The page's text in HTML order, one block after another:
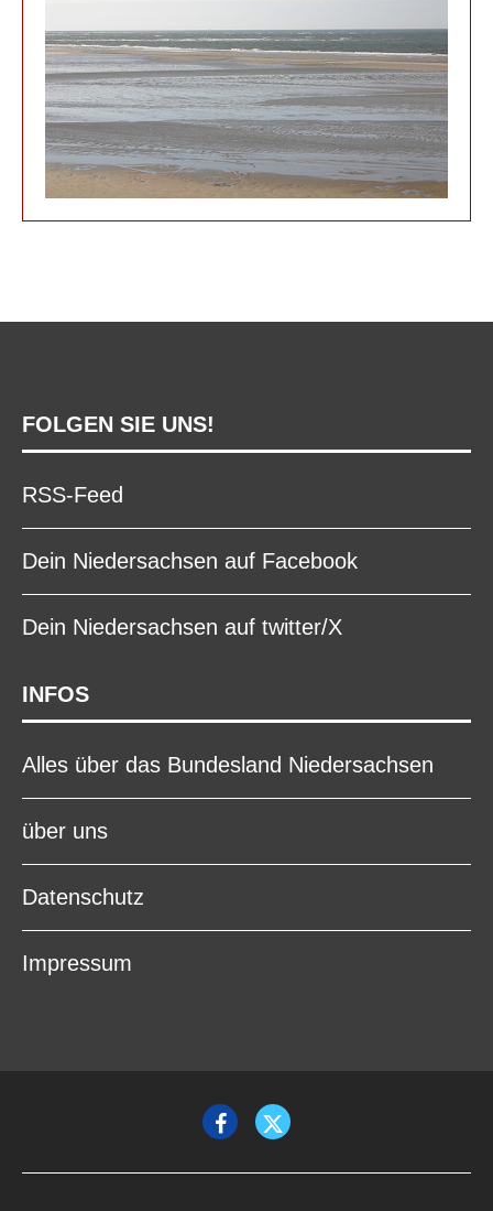
FOLGEN SIE UNS!
RSS-Feed
Dein Niedersachsen auf Facebook
Dein Niedersachsen auf twitter/X
INFOS
Alles über das Bundesland Niedersachsen
über uns
Datenschutz
Impressum